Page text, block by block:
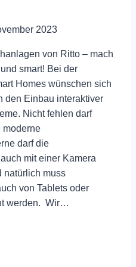
2023
von Ritto – mach
smart! Bei der
Homes wünschen sich
den Einbau interaktiver
Nicht fehlen darf
moderne
darf die
mit einer Kamera
natürlich muss
von Tablets oder
werden. Wir…